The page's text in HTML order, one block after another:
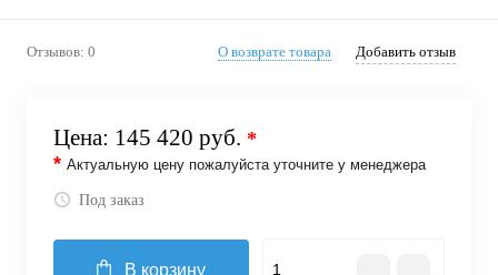
Отзывов: 0 О возврате товара Добавить отзыв
Цена: 145 420 руб. *
* Актуальную цену пожалуйста уточните у менеджера
Под заказ
В корзину